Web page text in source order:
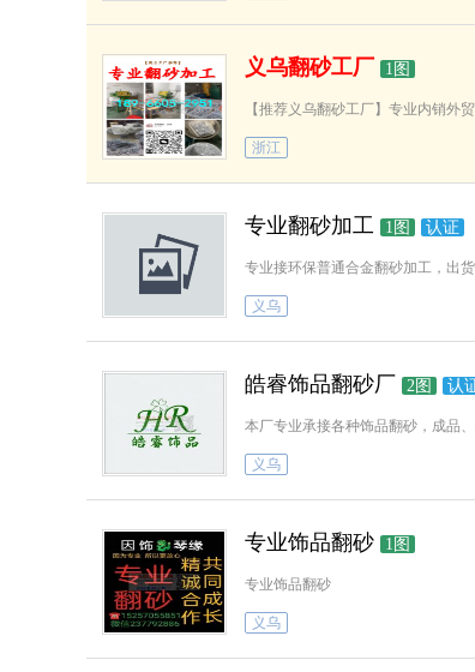
义乌翻砂工厂 1图
浙江
专业翻砂加工 1图 认证
专业接环保普通合金翻砂加工，出
义乌
皓睿饰品翻砂厂 2图 认
义乌
专业饰品翻砂 1图
专业饰品翻砂
义乌